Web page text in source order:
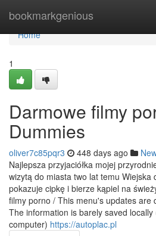
bookmarkgenious
Home
Home
1
Darmowe filmy
Dummies
oliver7c85pqr3 448 days ago
Najlepsza przyjaciółka mojej
wizytą do miasta two lat temu Wiejska
pokazuje cipkę i bierze kąpiel na
filmy porno / This menu's updates are
The information is barely saved
computer) https://autoplac.pl